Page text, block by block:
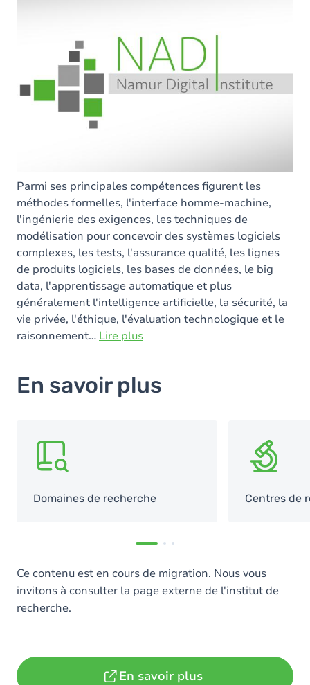
Parmi ses principales compétences figurent les
méthodes formelles, l'interface homme-machine,
l'ingénierie des exigences, les techniques de
modélisation pour concevoir des systèmes logiciels
complexes, les tests, l'assurance qualité, les lignes
de produits logiciels, les bases de données, le big
data, l'apprentissage automatique et plus
généralement l'intelligence artificielle, la sécurité, la
vie privée, l'éthique, l'évaluation technologique et le
raisonnement… Lire plus
En savoir plus
SVG
Domaines de recherche
SVG
Centres de
Ce contenu est en cours de migration. Nous vous
invitons à consulter la page externe de l'institut de
recherche.
En savoir plus